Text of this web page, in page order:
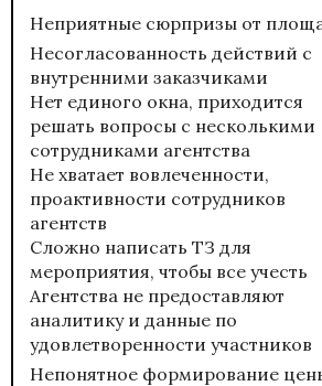
Неприятные сюрпризы от
Несогласованность действий с
внутренними заказчиками
Нет единого окна, приходится
решать вопросы с несколькими
сотрудниками агентства
Не хватает вовлеченности,
проактивности сотрудников
агентств
Сложно написать ТЗ для
мероприятия, чтобы все учесть
Агентства не предоставляют
аналитику и данные по
удовлетворенности участников
Непонятное формирование